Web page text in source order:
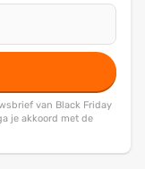
van Black Friday
je akkoord met de